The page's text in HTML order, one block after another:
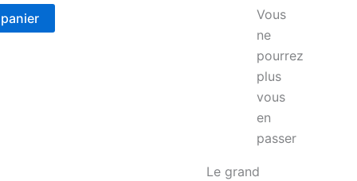
Vous
ne
pourrez
plus
vous
en
passer
Le grand